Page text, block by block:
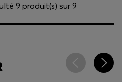
9 produit(s) sur 9